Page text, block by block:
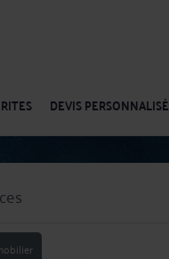
DEVIS PERSONNALISÉ